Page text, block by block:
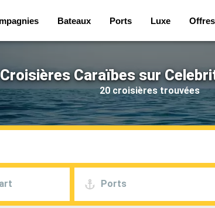
Bateaux Ports Luxe Offres
Croisières Caraïbes sur
20 croisières trouvées
Ports